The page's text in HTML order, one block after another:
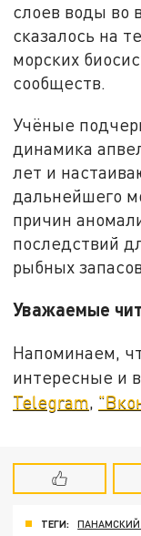
слоев воды во
сказалось на
морских
сообществ.
Учёные
динамика
лет и
дальнейшего
причин
последствий
рыбных
Уважаемые
Напоминаем,
интересные и
Telegram
ТЕГИ: ПАНАМСКИЙ